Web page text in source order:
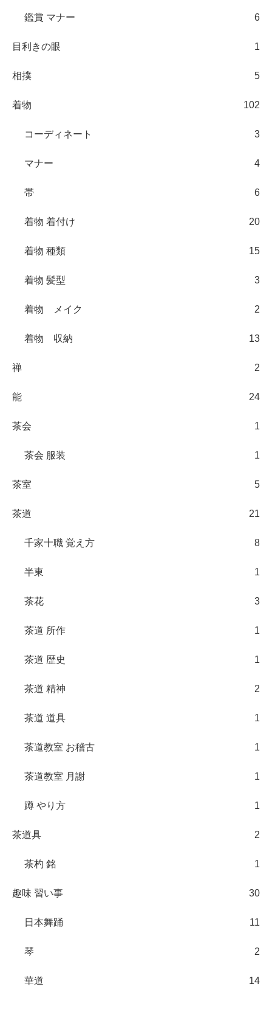
鑑賞 マナー 6
目利きの眼 1
相撲 5
着物 102
コーディネート 3
マナー 4
帯 6
着物 着付け 20
着物 種類 15
着物 髪型 3
着物 メイク 2
着物 収納 13
禅 2
能 24
茶会 1
茶会 服装 1
茶室 5
茶道 21
千家十職 覚え方 8
半東 1
茶花 3
茶道 所作 1
茶道 歴史 1
茶道 精神 2
茶道 道具 1
茶道教室 お稽古 1
茶道教室 月謝 1
蹲 やり方 1
茶道具 2
茶杓 銘 1
趣味 習い事 30
日本舞踊 11
琴 2
華道 14